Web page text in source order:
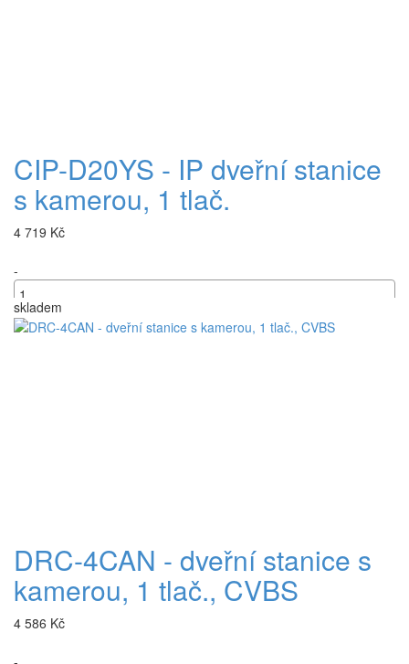
CIP-D20YS - IP dveřní stanice
s kamerou, 1 tlač.
4 719 Kč
-
+
skladem
DRC-4CAN - dveřní stanice s
kamerou, 1 tlač., CVBS
4 586 Kč